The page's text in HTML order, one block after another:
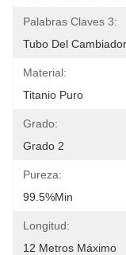
Palabras Claves 3:
Tubo Del
Material:
Titanio Puro
Grado:
Grado 2
Pureza:
99.5%min
Longitud:
12 Metros Máximo